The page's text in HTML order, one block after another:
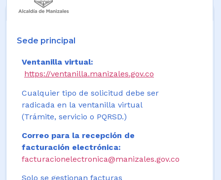
Sede principal
Ventanilla virtual:
https://ventanilla.manizales.gov.co
Cualquier tipo de solicitud debe ser
radicada en la ventanilla virtual
(Trámite, servicio o PQRSD.)
Correo para la recepción de
facturación electrónica:
facturacionelectronica@manizales.gov.co
Solo se gestionan facturas